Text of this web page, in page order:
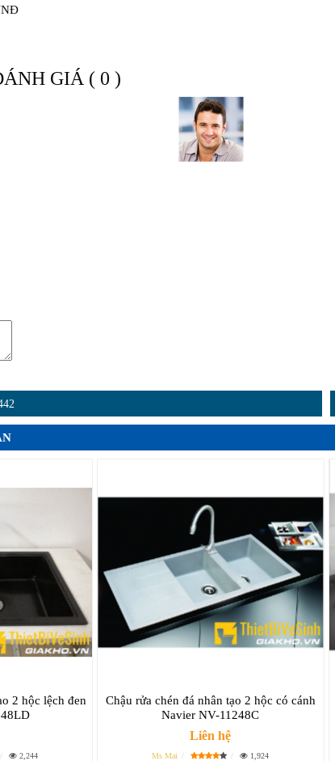
GIÁ ( 0 )
2 hộc lệch đen
2,244
Chậu rửa chén đá nhân tạo 2 hộc có cánh
Navier NV-11248C
Liên hệ
Ms Mai 1,924